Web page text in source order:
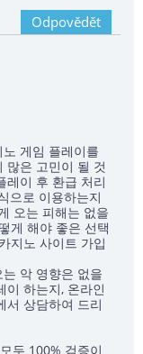
Odpovědět
게임 플레이를
많은 고민이 될 것
레이 후 환급 처리
으로 이용하는지
오는 피해는 없을
게 해야 좋은 선택
지노 사이트 가입
악 영향은 없을
이 하는지, 온라인
서 상담하여 드리
두 100% 검증이